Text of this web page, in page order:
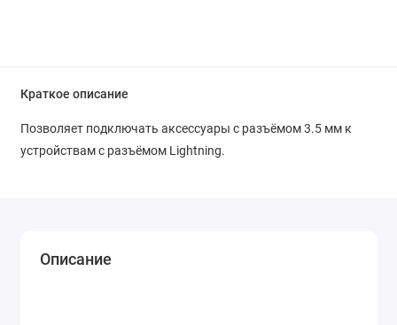
Краткое описание
Позволяет подключать аксессуары с разъёмом 3.5 мм к
устройствам с разъёмом Lightning.
Описание